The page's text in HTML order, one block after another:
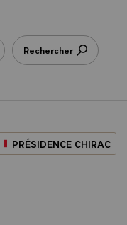
Rechercher
PRÉSIDENCE CHIRAC